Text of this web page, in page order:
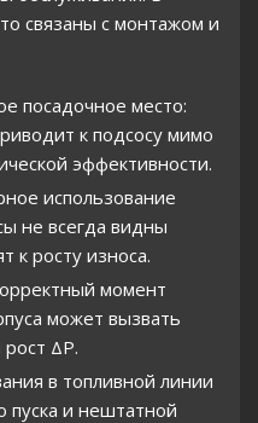
связаны с монтажом и
посадочное место:
к подсосу мимо
эффективности.
использование
не всегда видны
к росту износа.
момент
может вызвать
ΔP.
в топливной линии
пуска и нештатной